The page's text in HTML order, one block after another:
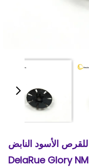
الأسود النابض
DelaRue Glory